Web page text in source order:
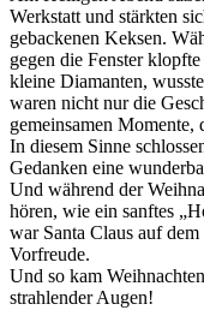
Werkstatt und stärkten
gebackenen Keksen.
gegen die Fenster
kleine Diamanten,
waren nicht nur die
gemeinsamen Momente,
In diesem Sinne
Gedanken eine
Und während der
hören, wie ein sanftes
war Santa Claus auf
Vorfreude.
Und so kam
strahlender Augen!